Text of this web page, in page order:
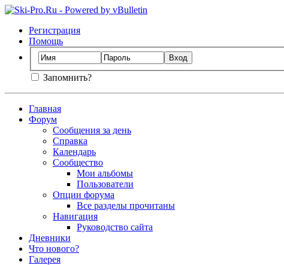
Регистрация
Помощь
Запомнить?
Главная
Форум
Сообщения за день
Справка
Календарь
Сообщество
Мои альбомы
Пользователи
Опции форума
Все разделы прочитаны
Навигация
Руководство сайта
Дневники
Что нового?
Галерея